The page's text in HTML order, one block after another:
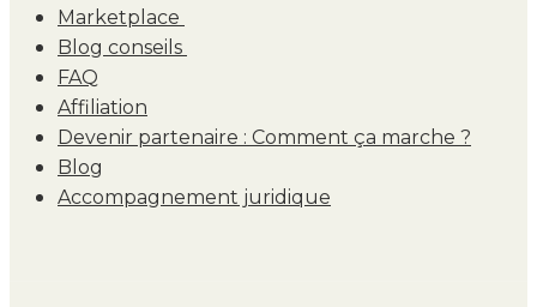
Marketplace
Blog conseils
FAQ
Affiliation
Devenir partenaire : Comment ça marche ?
Blog
Accompagnement juridique